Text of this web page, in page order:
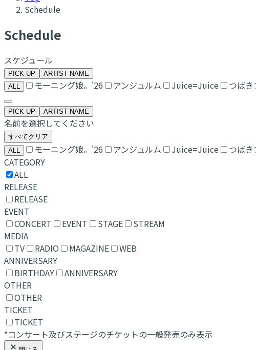
Schedule
Schedule
スケジュール
PICK UP
ARTIST NAME
ALL
モーニング娘。'26 アンジュルム Juice=Juice つばき
PICK UP ARTIST NAME
名前を選択してください
すべてクリア
ALL
モーニング娘。'26 アンジュルム Juice=Juice つばき
CATEGORY
ALL
RELEASE
RELEASE
EVENT
CONCERT
EVENT STAGE
STREAM
MEDIA
TV
RADIO MAGAZINE
WEB
ANNIVERSARY
BIRTHDAY
ANNIVERSARY
OTHER
OTHER
TICKET
TICKET
*コンサート及びステージのチケットの一般発売のみ表示